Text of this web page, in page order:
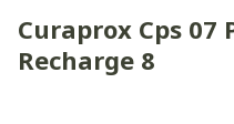
Curaprox Cps 07
Recharge 8